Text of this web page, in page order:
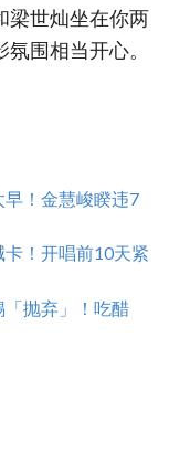
梁世灿坐在你两
围相当开心。
早！金慧峻睽违7
卡！开唱前10天紧
「抛弃」！吃醋